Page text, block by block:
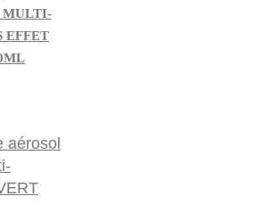
MULTI-
EFFET